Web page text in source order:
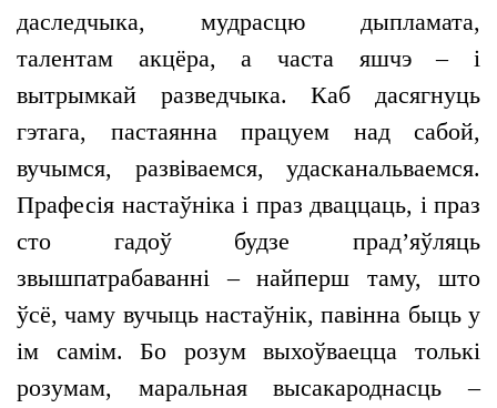
даследчыка, мудрасцю дыпламата,
талентам акцёра, а часта яшчэ – і
вытрымкай разведчыка. Каб дасягнуць
гэтага, пастаянна працуем над сабой,
вучымся, развіваемся, удасканальваемся.
Прафесія настаўніка і праз дваццаць, і праз
сто гадоў будзе прад’яўляць
звышпатрабаванні – найперш таму, што
ўсё, чаму вучыць настаўнік, павінна быць у
ім самім. Бо розум выхоўваецца толькі
розумам, маральная высакароднасць –